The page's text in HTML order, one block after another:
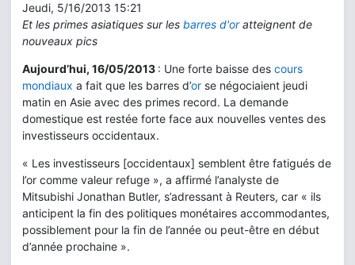
Jeudi, 5/16/2013 15:21
Et les primes asiatiques sur les barres d'oratteignent de
nouveaux pics
Aujourd’hui, 16/05/2013 : Une forte baisse des cours
mondiaux a fait que les barres d’or se négociaient jeudi
matin en Asie avec des primes record. La demande
domestique est restée forte face aux nouvelles ventes des
investisseurs occidentaux.
« Les investisseurs [occidentaux] semblent être fatigués de
l’or comme valeur refuge », a affirmé l’analyste de
Mitsubishi Jonathan Butler, s’adressant à Reuters, car « ils
anticipent la fin des politiques monétaires accommodantes,
possiblement pour la fin de l’année ou peut-être en début
d’année prochaine ».